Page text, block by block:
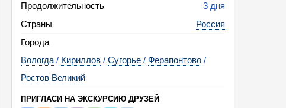
Продолжительность
3 дня
Страны
Россия
Города
Вологда / Кириллов /Сугорье /Ферапонтово /
Ростов Великий
ПРИГЛАСИ НА ЭКСКУРСИЮ ДРУЗЕЙ